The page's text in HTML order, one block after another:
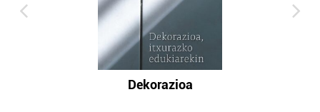
Dekorazioa